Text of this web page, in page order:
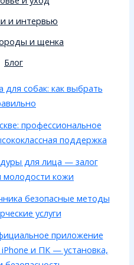
и интервью
и щенка
Блог
для собак: как выбрать
профессиональное
поддержка
для лица — залог
молодости кожи
безопасные методы
услуги
приложение
и ПК — установка,